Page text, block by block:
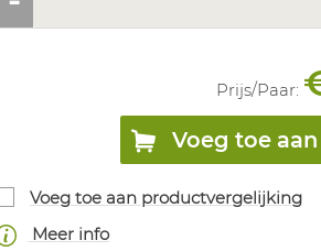
Prijs/Paar:
Voeg toe
Voeg toe aan productvergelijking
Meer info